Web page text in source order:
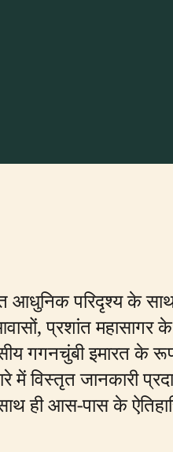
आधुनिक परिदृश्य के
प्रशांत महासागर
गगनचुंबी इमारत के
विस्तृत जानकारी
साथ ही आस-पास के